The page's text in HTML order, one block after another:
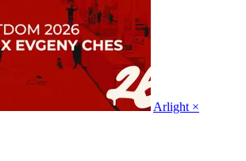
Arlight ×